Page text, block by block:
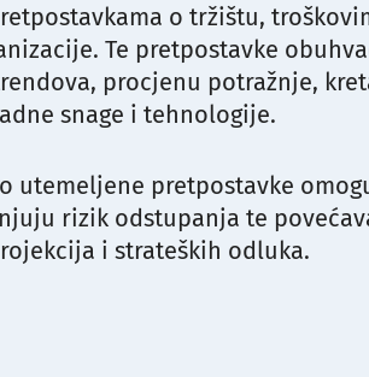
o tržištu,
Te pretpostavke
procjenu potražnje,
snage i tehnologije.
utemeljene pretpostavke
rizik odstupanja te
i strateških odluka.